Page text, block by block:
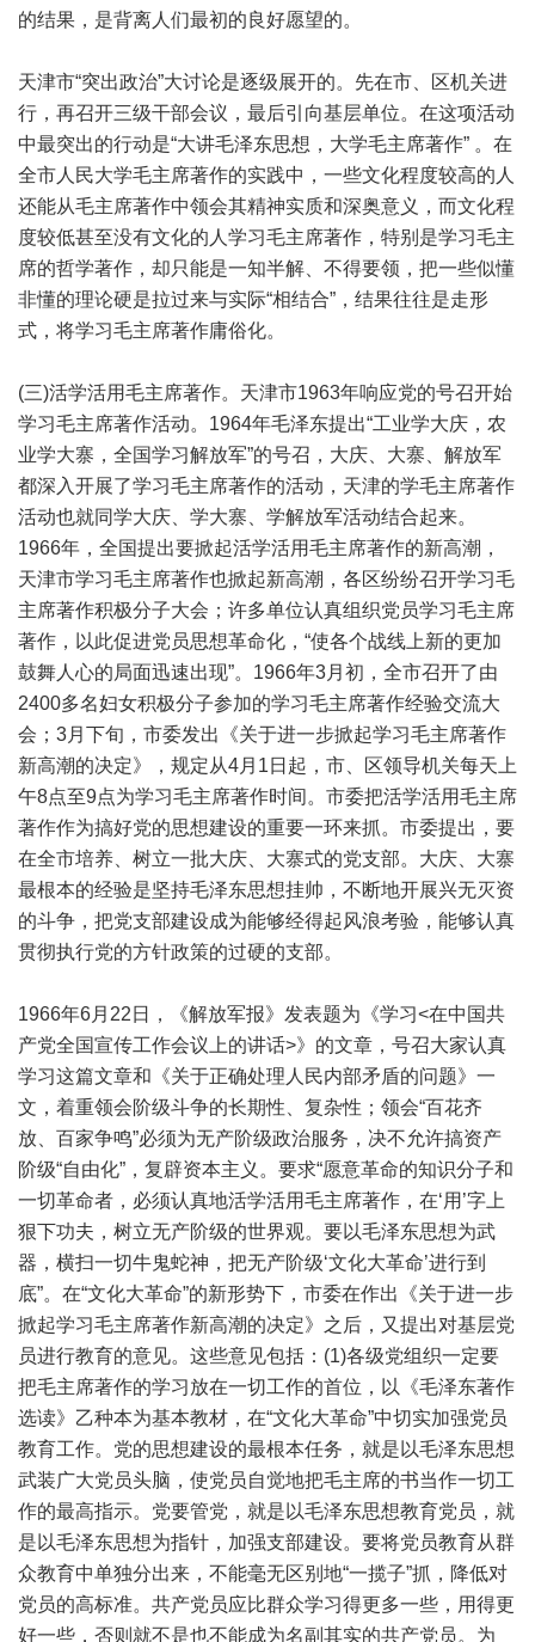
的结果，是背离人们最初的良好愿望的。
天津市“突出政治”大讨论是逐级展开的。先在市、区机关进
行，再召开三级干部会议，最后引向基层单位。在这项活动
中最突出的行动是“大讲毛泽东思想，大学毛主席著作” 。在
全市人民大学毛主席著作的实践中，一些文化程度较高的人
还能从毛主席著作中领会其精神实质和深奥意义，而文化程
度较低甚至没有文化的人学习毛主席著作，特别是学习毛主
席的哲学著作，却只能是一知半解、不得要领，把一些似懂
非懂的理论硬是拉过来与实际“相结合”，结果往往是走形
式，将学习毛主席著作庸俗化。
(三)活学活用毛主席著作。天津市1963年响应党的号召开始
学习毛主席著作活动。1964年毛泽东提出“工业学大庆，农
业学大寨，全国学习解放军”的号召，大庆、大寨、解放军
都深入开展了学习毛主席著作的活动，天津的学毛主席著作
活动也就同学大庆、学大寨、学解放军活动结合起来。
1966年，全国提出要掀起活学活用毛主席著作的新高潮，
天津市学习毛主席著作也掀起新高潮，各区纷纷召开学习毛
主席著作积极分子大会；许多单位认真组织党员学习毛主席
著作，以此促进党员思想革命化，“使各个战线上新的更加
鼓舞人心的局面迅速出现”。1966年3月初，全市召开了由
2400多名妇女积极分子参加的学习毛主席著作经验交流大
会；3月下旬，市委发出《关于进一步掀起学习毛主席著作
新高潮的决定》，规定从4月1日起，市、区领导机关每天上
午8点至9点为学习毛主席著作时间。市委把活学活用毛主席
著作作为搞好党的思想建设的重要一环来抓。市委提出，要
在全市培养、树立一批大庆、大寨式的党支部。大庆、大寨
最根本的经验是坚持毛泽东思想挂帅，不断地开展兴无灭资
的斗争，把党支部建设成为能够经得起风浪考验，能够认真
贯彻执行党的方针政策的过硬的支部。
1966年6月22日，《解放军报》发表题为《学习<在中国共
产党全国宣传工作会议上的讲话>》的文章，号召大家认真
学习这篇文章和《关于正确处理人民内部矛盾的问题》一
文，着重领会阶级斗争的长期性、复杂性；领会“百花齐
放、百家争鸣”必须为无产阶级政治服务，决不允许搞资产
阶级“自由化”，复辟资本主义。要求“愿意革命的知识分子和
一切革命者，必须认真地活学活用毛主席著作，在‘用’字上
狠下功夫，树立无产阶级的世界观。要以毛泽东思想为武
器，横扫一切牛鬼蛇神，把无产阶级‘文化大革命’进行到
底”。在“文化大革命”的新形势下，市委在作出《关于进一步
掀起学习毛主席著作新高潮的决定》之后，又提出对基层党
员进行教育的意见。这些意见包括：(1)各级党组织一定要
把毛主席著作的学习放在一切工作的首位，以《毛泽东著作
选读》乙种本为基本教材，在“文化大革命”中切实加强党员
教育工作。党的思想建设的最根本任务，就是以毛泽东思想
武装广大党员头脑，使党员自觉地把毛主席的书当作一切工
作的最高指示。党要管党，就是以毛泽东思想教育党员，就
是以毛泽东思想为指针，加强支部建设。要将党员教育从群
众教育中单独分出来，不能毫无区别地“一揽子”抓，降低对
党员的高标准。共产党员应比群众学习得更多一些，用得更
好一些，否则就不是也不能成为名副其实的共产党员。为